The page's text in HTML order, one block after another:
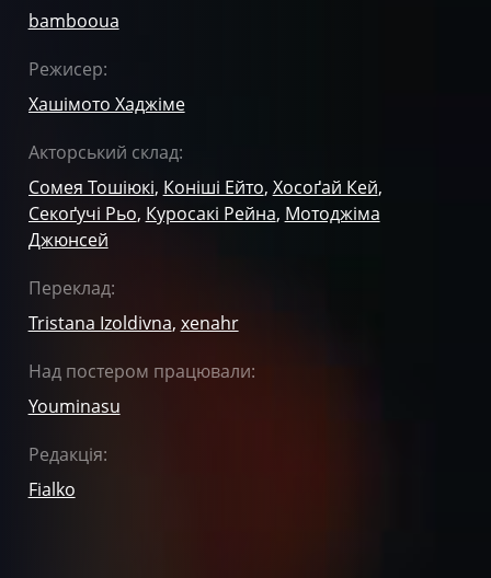
bambooua
Режисер:
Хашімото Хаджіме
Акторський склад:
Сомея Тошіюкі, Коніші Ейто, Хосоґай Кей,
Секоґучі Рьо, Куросакі Рейна, Мотоджіма
Джюнсей
Переклад:
Tristana Izoldivna, xenahr
Над постером працювали:
Youminasu
Редакція:
Fialko